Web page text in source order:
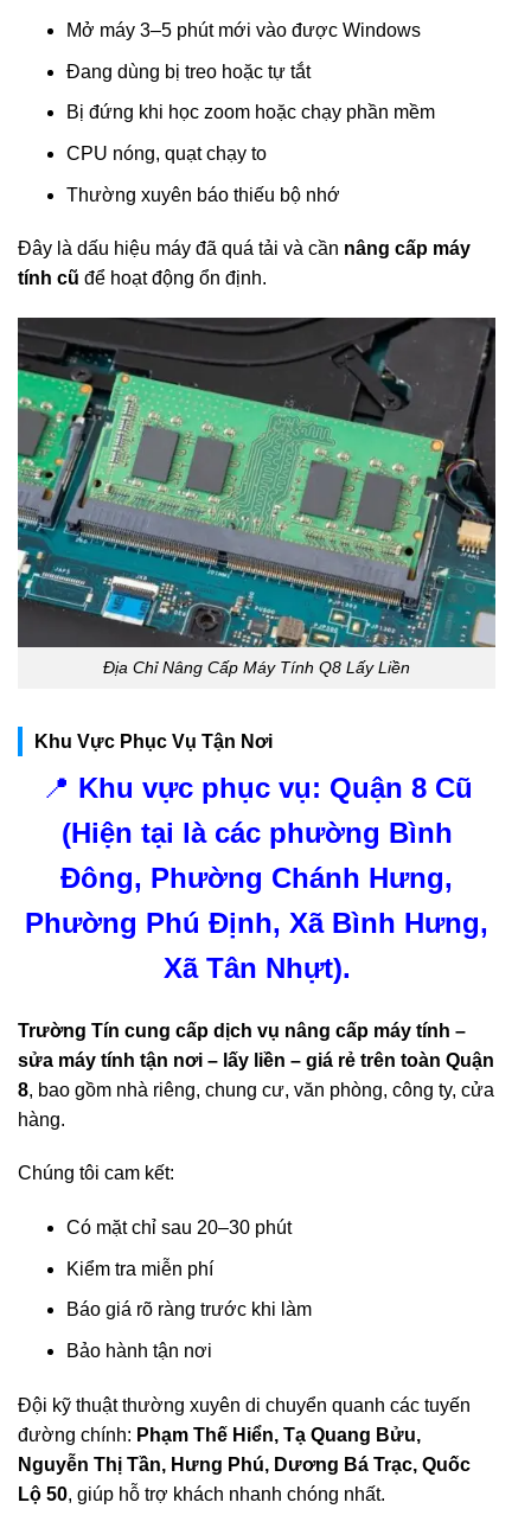
Mở máy 3–5 phút mới vào được Windows
Đang dùng bị treo hoặc tự tắt
Bị đứng khi học zoom hoặc chạy phần mềm
CPU nóng, quạt chạy to
Thường xuyên báo thiếu bộ nhớ
Đây là dấu hiệu máy đã quá tải và cần nâng cấp máy
tính cũ để hoạt động ổn định.
Địa Chỉ Nâng Cấp Máy Tính Q8 Lấy Liền
Khu Vực Phục Vụ Tận Nơi
📍 Khu vực phục vụ: Quận 8 Cũ
(Hiện tại là các phường Bình
Đông, Phường Chánh Hưng,
Phường Phú Định, Xã Bình Hưng,
Xã Tân Nhựt).
Trường Tín cung cấp dịch vụ nâng cấp máy tính –
sửa máy tính tận nơi – lấy liền – giá rẻ trên toàn Quận
8, bao gồm nhà riêng, chung cư, văn phòng, công ty, cửa
hàng.
Chúng tôi cam kết:
Có mặt chỉ sau 20–30 phút
Kiểm tra miễn phí
Báo giá rõ ràng trước khi làm
Bảo hành tận nơi
Đội kỹ thuật thường xuyên di chuyển quanh các tuyến
đường chính: Phạm Thế Hiển, Tạ Quang Bửu,
Nguyễn Thị Tần, Hưng Phú, Dương Bá Trạc, Quốc
Lộ 50, giúp hỗ trợ khách nhanh chóng nhất.